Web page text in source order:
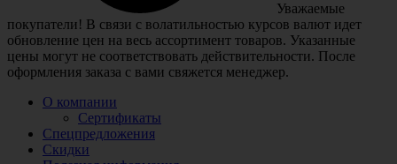
Уважаемые
покупатели! В связи с волатильностью курсов валют идет
обновление цен на весь ассортимент товаров. Указанные
цены могут не соответствовать действительности. После
оформления заказа с вами свяжется менеджер.
О компании
Сертификаты
Спецпредложения
Скидки